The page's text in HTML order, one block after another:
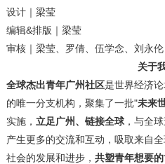
设计｜梁莹
编辑&排版｜梁莹
审核｜梁莹、罗倩、伍学念、刘永伦
关于
全球杰出青年广州社区是世界经济
的唯一分支机构，聚集了一批"未来
实施， 立足广州、链接全球，与全
产生更多的交流和互动，吸取来自
社会的发展和进步， 共塑青年想要